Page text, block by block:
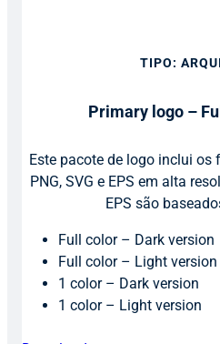
TIPO:
Primary logo –
Este pacote de logo inclui os
PNG, SVG e EPS em alta
EPS são
Full color – Dark version
Full color – Light version
1 color – Dark version
1 color – Light version